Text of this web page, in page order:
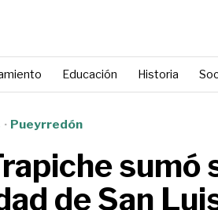
Educación Historia
· Pueyrredón
sumó
de San